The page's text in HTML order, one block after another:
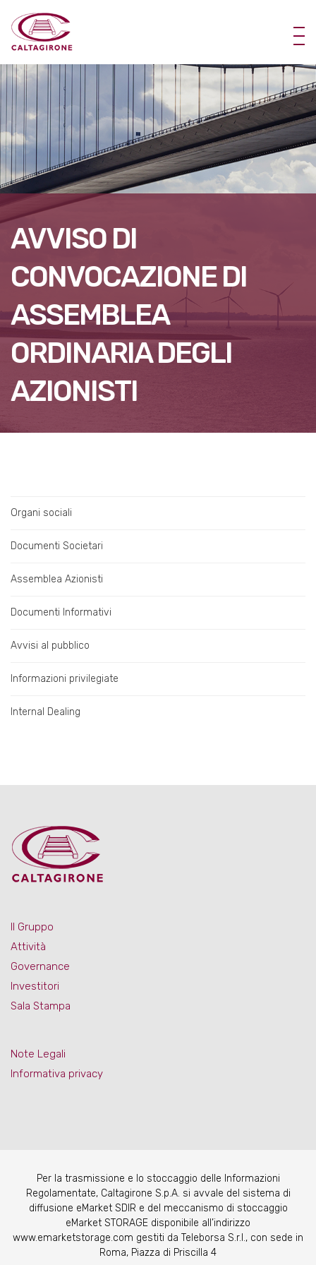
AVVISO DI
CONVOCAZIONE DI
ASSEMBLEA
ORDINARIA DEGLI
AZIONISTI
Organi sociali
Documenti Societari
Assemblea Azionisti
Documenti Informativi
Avvisi al pubblico
Informazioni privilegiate
Internal Dealing
Il Gruppo
Attività
Governance
Investitori
Sala Stampa
Note Legali
Informativa privacy
Per la trasmissione e lo stoccaggio delle Informazioni
Regolamentate, Caltagirone S.p.A. si avvale del sistema di
diffusione eMarket SDIR e del meccanismo di stoccaggio
eMarket STORAGE disponibile all’indirizzo
www.emarketstorage.com gestiti da Teleborsa S.r.l., con sede in
Roma, Piazza di Priscilla 4